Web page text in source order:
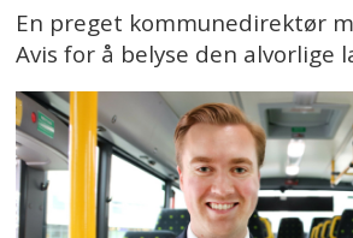
En preget kommunedirektør
Avis for å belyse den alvorlige